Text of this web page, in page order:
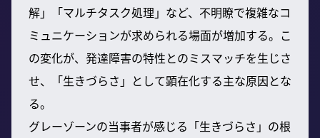
解」「マルチタスク処理」など、不明瞭で複雑なコ
ミュニケーションが求められる場面が増加する。こ
の変化が、発達障害の特性とのミスマッチを生じさ
せ、「生きづらさ」として顕在化する主な原因とな
る。
グレーゾーンの当事者が感じる「生きづらさ」の根